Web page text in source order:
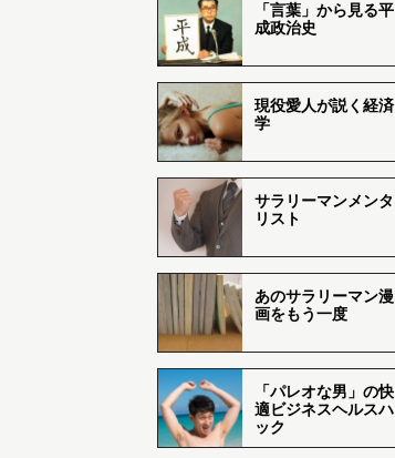
「言葉」から見る平
成政治史
現役愛人が説く経済
学
サラリーマンメンタ
リスト
あのサラリーマン漫
画をもう一度
「パレオな男」の快
適ビジネスヘルスハ
ック